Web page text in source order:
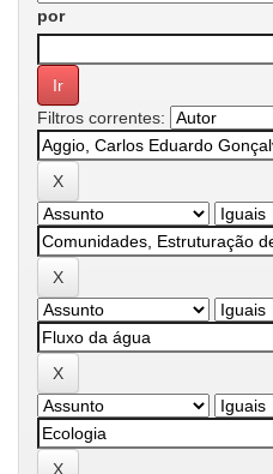
por
Filtros correntes: